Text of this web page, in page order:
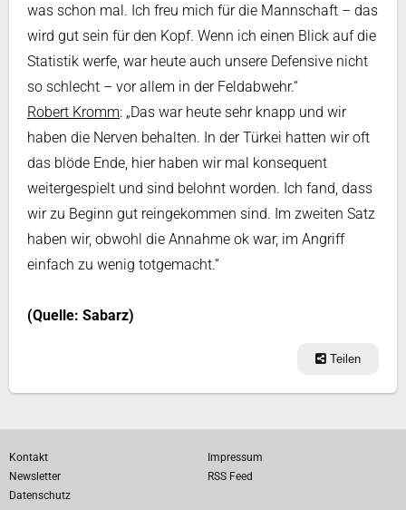
was schon mal. Ich freu mich für die Mannschaft – das
wird gut sein für den Kopf. Wenn ich einen Blick auf die
Statistik werfe, war heute auch unsere Defensive nicht
so schlecht – vor allem in der Feldabwehr.“
Robert Kromm: „Das war heute sehr knapp und wir
haben die Nerven behalten. In der Türkei hatten wir oft
das blöde Ende, hier haben wir mal konsequent
weitergespielt und sind belohnt worden. Ich fand, dass
wir zu Beginn gut reingekommen sind. Im zweiten Satz
haben wir, obwohl die Annahme ok war, im Angriff
einfach zu wenig totgemacht.“
(Quelle: Sabarz)
Teilen
Kontakt
Impressum
Newsletter
RSS Feed
Datenschutz